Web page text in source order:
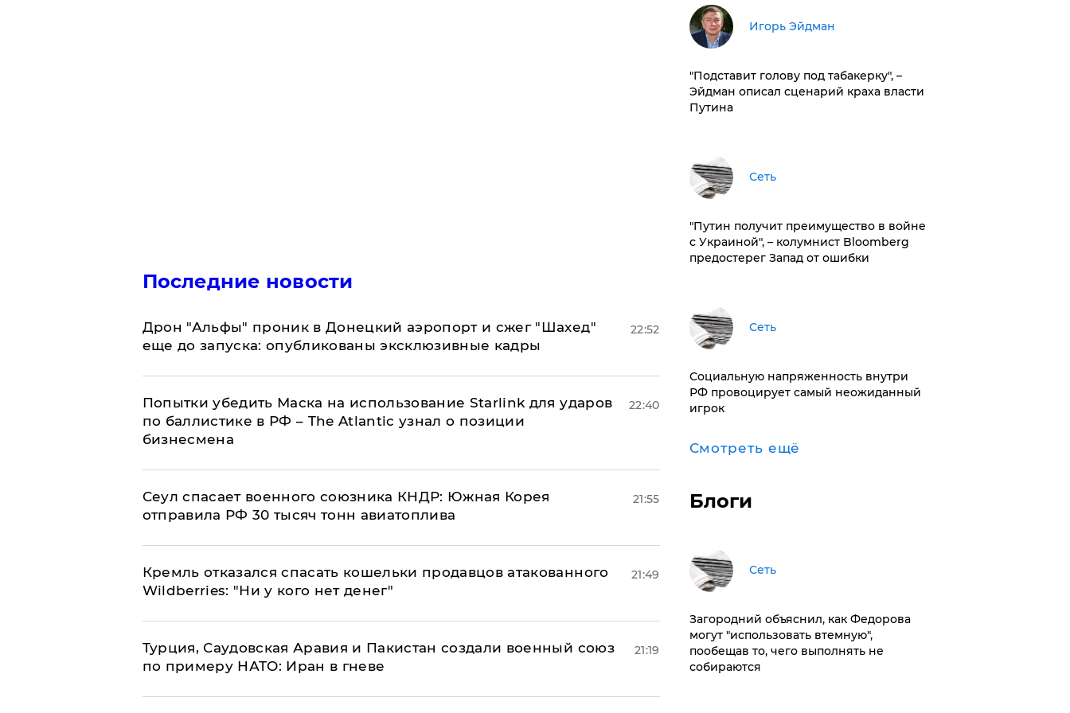
Последние новости
Дрон "Альфы" проник в Донецкий аэропорт и сжег "Шахед"
еще до запуска: опубликованы эксклюзивные кадры
22:52
Попытки убедить Маска на использование Starlink для ударов
по баллистике в РФ – The Atlantic узнал о позиции
бизнесмена
22:40
​Сеул спасает военного союзника КНДР: Южная Корея
отправила РФ 30 тысяч тонн авиатоплива
21:55
Кремль отказался спасать кошельки продавцов атакованного
Wildberries: "Ни у кого нет денег"
21:49
Турция, Саудовская Аравия и Пакистан создали военный союз
по примеру НАТО: Иран в гневе
21:19
Игорь Эйдман
​"Подставит голову под табакерку", –
Эйдман описал сценарий краха власти
Путина
Сеть
"Путин получит преимущество в войне
с Украиной", – колумнист Bloomberg
предостерег Запад от ошибки
Сеть
Социальную напряженность внутри
РФ провоцирует самый неожиданный
игрок
Смотреть ещё
Блоги
Сеть
Загородний объяснил, как Федорова
могут "использовать втемную",
пообещав то, чего выполнять не
собираются